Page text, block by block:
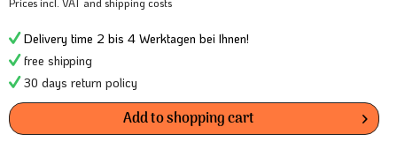
Delivery time 2 bis 4 Werktagen bei Ihnen!
free shipping
30 days return policy
Add toshopping cart